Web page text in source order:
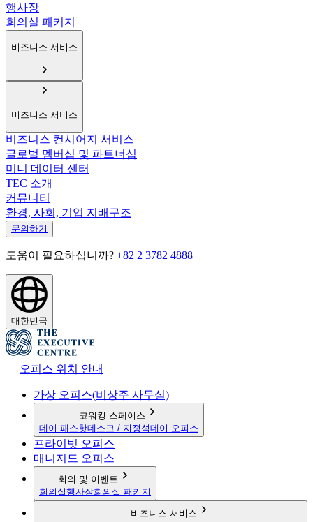
행사장
회의실 패키지
비즈니스 서비스
비즈니스 서비스
비즈니스 컨시어지 서비스
글로벌 멤버십 및 파트너십
미니 데이터 센터
TEC 소개
커뮤니티
환경, 사회, 기업 지배구조
문의하기
도움이 필요하십니까? +82 2 3782 4888
대한민국
오피스 위치 안내
가상 오피스(비상주 사무실)
코워킹 스페이스
데이 패스핫데스크 / 지정석데이 오피스
프라이빗 오피스
매니지드 오피스
회의 및 이벤트
회의실행사장회의실 패키지
비즈니스 서비스